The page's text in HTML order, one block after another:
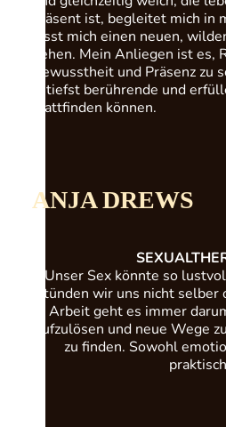
präsent ist, begleitet mich in
lässt mich einen neuen,
gehen. Mein Anliegen ist es,
Bewusstheit und Präsenz zu
zutiefst berührende und
stattfinden können.
ANJA DREWS
Unser Sex könnte so
stünden wir uns nicht selber
Arbeit geht es immer
aufzulösen und neue Wege
zu finden. Sowohl